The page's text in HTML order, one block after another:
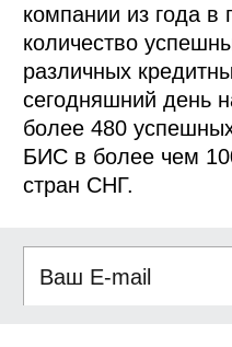
компании из года в
количество
различных
сегодняшний день
более 480
БИС в более чем
стран СНГ.